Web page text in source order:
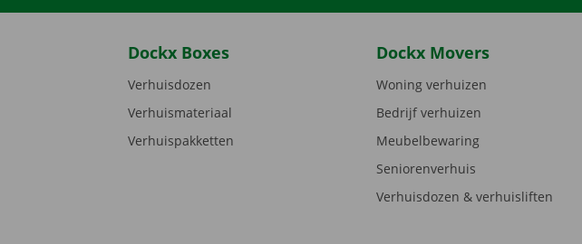
Dockx Boxes
Verhuisdozen
Verhuismateriaal
Verhuispakketten
Dockx Movers
Woning verhuizen
Bedrijf verhuizen
Meubelbewaring
Seniorenverhuis
Verhuisdozen & verhuisliften